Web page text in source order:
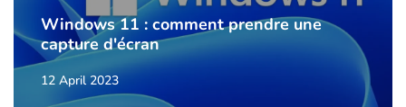
Windows 11 : comment prendre une
capture d'écran
12 April 2023